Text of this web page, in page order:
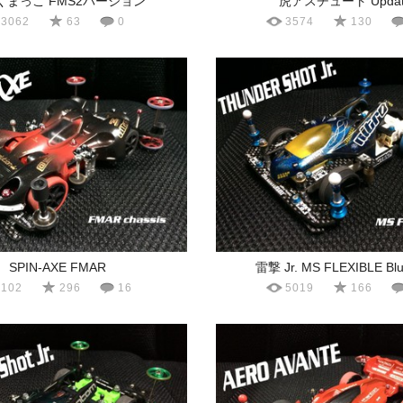
3062 63 0 3574 130
SPIN-AXE FMAR
296 16
雷撃 Jr. MS FLEXIBLE
5019 166